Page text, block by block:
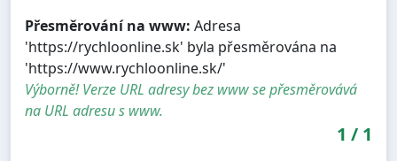
Přesměrování na www: Adresa
'https://rychloonline.sk' byla přesměrována na
'https://www.rychloonline.sk/'
Výborně! Verze URL adresy bez www se přesměrovává
na URL adresu s www.
1 / 1